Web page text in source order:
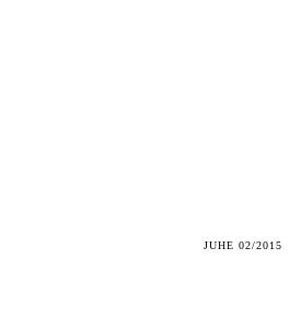
JUHE 02/2015